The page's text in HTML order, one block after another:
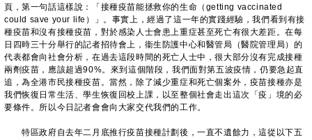
頁，第一句話這樣說：「接種疫苗能拯救你的生命（getting vaccinated
could save your life）」。事實上，經過了這一年的實踐經驗，我們看到有接
種疫苗和沒有接種疫苗，對於感染人士會患上重症甚至死亡有很大差距。在每
日四時三十分舉行的記者招待會上，衞生防護中心和醫管局（醫院管理局）的
代表都會向社會分析，在過去這段時間的死亡人士中，很大部分沒有完成接種
兩劑疫苗，應該超過90%。來到這個階段，我們面對第五波疫情，仍要急起直
追，為全港市民接種疫苗。當然，除了減少重症和死亡個案外，疫苗接種亦是
我們恢復日常生活、學生恢復回校上課，以至整個社會走出這次「疫」境的必
要條件。所以今日記者會會向大家交代我們的工作。
特區政府自去年二月底推行疫苗接種計劃後，一直不遺餘力，這從以下五